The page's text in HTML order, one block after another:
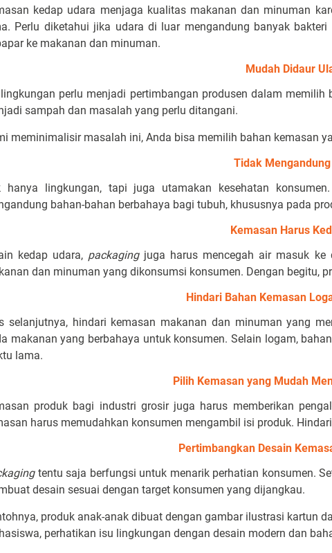
kedap udara menjaga kualitas makanan dan minuman
Perlu diketahui jika udara di luar mengandung banyak
ke makanan dan minuman.
Mudah Didaur
perlu menjadi pertimbangan produsen dalam
sampah dan masalah yang perlu ditangani.
meminimalisir masalah ini, Anda bisa memilih bahan kemasan
Tidak Mengandung
hanya lingkungan, tapi juga utamakan kesehatan
bahan-bahan berbahaya bagi tubuh, khususnya pada
Kemasan Harus
kedap udara, packaging juga harus mencegah air masuk
dan minuman yang dikonsumsi konsumen. Dengan begitu,
Hindari Bahan Kemasan
selanjutnya, hindari kemasan makanan dan minuman yang
makanan yang berbahaya untuk konsumen. Selain logam, bahan
lama.
Pilih Kemasan yang Mudah
produk bagi industri grosir juga harus memberikan
harus memudahkan konsumen mengambil isi produk.
Pertimbangkan Desain
tentu saja berfungsi untuk menarik perhatian konsumen.
desain sesuai dengan target konsumen yang dijangkau.
produk anak-anak dibuat dengan gambar ilustrasi kartun
perhatikan isu lingkungan dengan desain modern dan